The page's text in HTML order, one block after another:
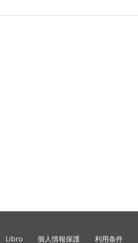
Libro 個人情報保護 利用条件